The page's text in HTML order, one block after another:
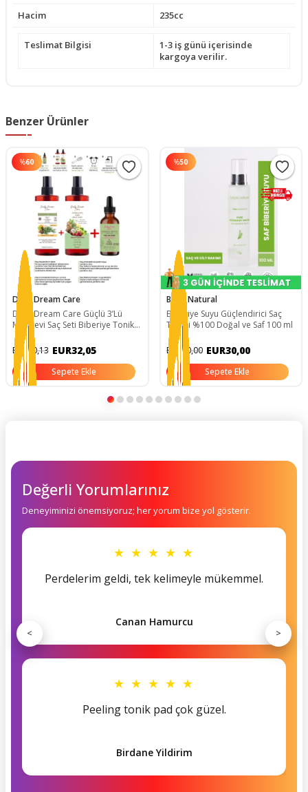
Hacim 235cc
Teslimat Bilgisi
1-3 iş günü içerisinde
kargoya verilir.
Benzer Ürünler
%60
Daily Dream Care
Daily Dream Care Güçlü 3’Lü
Mucizevi Saç Seti Biberiye Tonik-
Sirkeli Tonik - Biberiye Kompleks
Yağ
EUR80,13 EUR32,05
Sepete Ekle
%50
Bade Natural
Biberiye Suyu Güçlendirici Saç
Toniği %100 Doğal ve Saf 100 ml
EUR60,00 EUR30,00
Sepete Ekle
Değerli Yorumlarınız
Deneyiminizi önemsiyoruz; her yorum bize yol gösterir.
★ ★ ★ ★ ★
Perdelerim geldi, tek kelimeyle mükemmel.
Canan Hamurcu
★ ★ ★ ★ ★
Peeling tonik pad çok güzel.
Birdane Yildirim
< >